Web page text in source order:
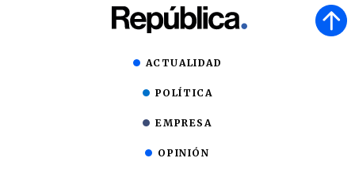
ACTUALIDAD
POLÍTICA
EMPRESA
OPINIÓN